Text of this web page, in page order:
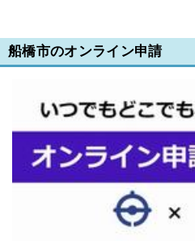
船橋市のオンライン申請